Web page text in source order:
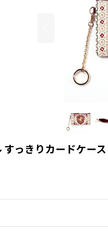
っきりカードケー